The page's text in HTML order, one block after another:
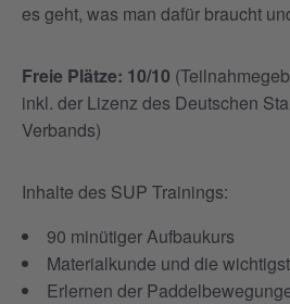
es geht, was man dafür braucht
Freie Plätze: 10/10
inkl. der Lizenz des Deutschen
Verbands)
Inhalte des SUP Trainings:
90 minütiger Aufbaukurs
Materialkunde und die
Erlernen der